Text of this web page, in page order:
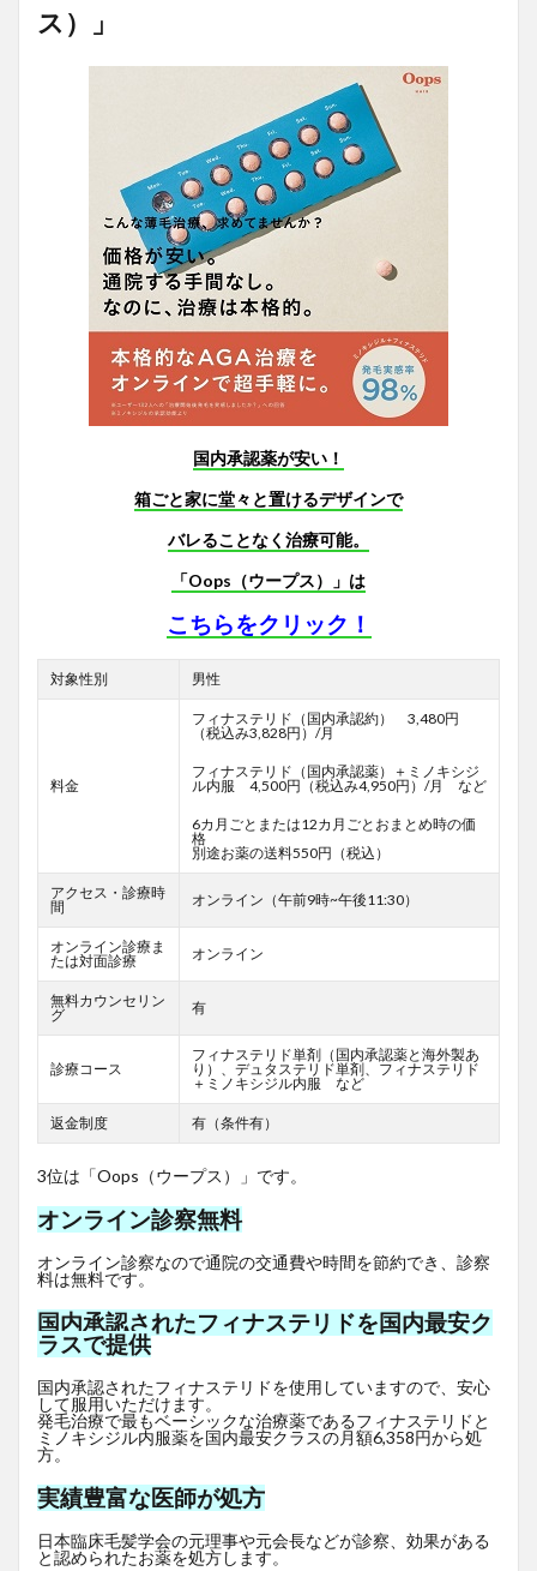
ス）」
国内承認薬が安い！
箱ごと家に堂々と置けるデザインで
バレることなく治療可能。
「Oops（ウープス）」は
こちらをクリック！
対象性別 男性
料金
フィナステリド（国内承認約） 3,480円
（税込み3,828円）/月
フィナステリド（国内承認薬）＋ミノキシジ
ル内服 4,500円（税込み4,950円）/月 など
6カ月ごとまたは12カ月ごとおまとめ時の価
格
別途お薬の送料550円（税込）
アクセス・診療時
間
オンライン（午前9時~午後11:30）
オンライン診療ま
たは対面診療
オンライン
無料カウンセリン
グ
有
診療コース
フィナステリド単剤（国内承認薬と海外製あ
り）、デュタステリド単剤、フィナステリド
＋ミノキシジル内服 など
返金制度 有（条件有）
3位は「Oops（ウープス）」です。
オンライン診察無料
オンライン診察なので通院の交通費や時間を節約でき、診察
料は無料です。
国内承認されたフィナステリドを国内最安ク
ラスで提供
国内承認されたフィナステリドを使用していますので、安心
して服用いただけます。
発毛治療で最もベーシックな治療薬であるフィナステリドと
ミノキシジル内服薬を国内最安クラスの月額6,358円から処
方。
実績豊富な医師が処方
日本臨床毛髪学会の元理事や元会長などが診察、効果がある
と認められたお薬を処方します。